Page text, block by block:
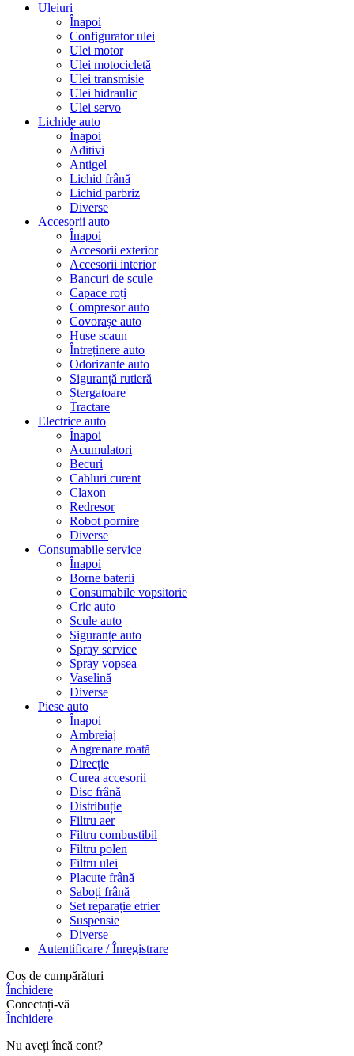
Uleiuri
Înapoi
Configurator ulei
Ulei motor
Ulei motocicletă
Ulei transmisie
Ulei hidraulic
Ulei servo
Lichide auto
Înapoi
Aditivi
Antigel
Lichid frână
Lichid parbriz
Diverse
Accesorii auto
Înapoi
Accesorii exterior
Accesorii interior
Bancuri de scule
Capace roți
Compresor auto
Covorașe auto
Huse scaun
Întreținere auto
Odorizante auto
Siguranță rutieră
Ștergatoare
Tractare
Electrice auto
Înapoi
Acumulatori
Becuri
Cabluri curent
Claxon
Redresor
Robot pornire
Diverse
Consumabile service
Înapoi
Borne baterii
Consumabile vopsitorie
Cric auto
Scule auto
Siguranțe auto
Spray service
Spray vopsea
Vaselină
Diverse
Piese auto
Înapoi
Ambreiaj
Angrenare roată
Direcție
Curea accesorii
Disc frână
Distribuție
Filtru aer
Filtru combustibil
Filtru polen
Filtru ulei
Placute frână
Saboți frână
Set reparație etrier
Suspensie
Diverse
Autentificare / Înregistrare
Coș de cumpărături
Închidere
Conectați-vă
Închidere
Nu aveți încă cont?